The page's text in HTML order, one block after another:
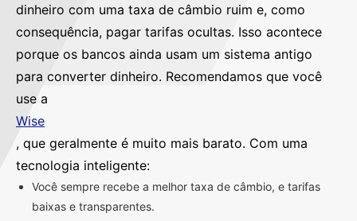
dinheiro com uma taxa de câmbio ruim e, como
consequência, pagar tarifas ocultas. Isso acontece
porque os bancos ainda usam um sistema antigo
para converter dinheiro. Recomendamos que você
use a
Wise
, que geralmente é muito mais barato. Com uma
tecnologia inteligente:
Você sempre recebe a melhor taxa de câmbio, e tarifas
baixas e transparentes.